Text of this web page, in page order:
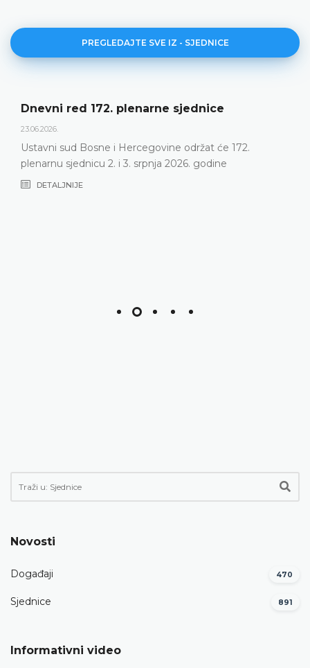
PREGLEDAJTE SVE IZ - SJEDNICE
Dnevni red 172. plenarne sjednice
23.06.2026.
Ustavni sud Bosne i Hercegovine održat će 172.
plenarnu sjednicu 2. i 3. srpnja 2026. godine
DETALJNIJE
Novosti
Događaji 470
Sjednice 891
Informativni video